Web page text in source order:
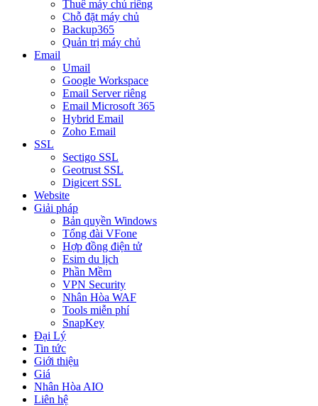
Thuê máy chủ riêng
Chỗ đặt máy chủ
Backup365
Quản trị máy chủ
Email
Umail
Google Workspace
Email Server riêng
Email Microsoft 365
Hybrid Email
Zoho Email
SSL
Sectigo SSL
Geotrust SSL
Digicert SSL
Website
Giải pháp
Bản quyền Windows
Tổng đài VFone
Hợp đồng điện tử
Esim du lịch
Phần Mềm
VPN Security
Nhân Hòa WAF
Tools miễn phí
SnapKey
Đại Lý
Tin tức
Giới thiệu
Giá
Nhân Hòa AIO
Liên hệ